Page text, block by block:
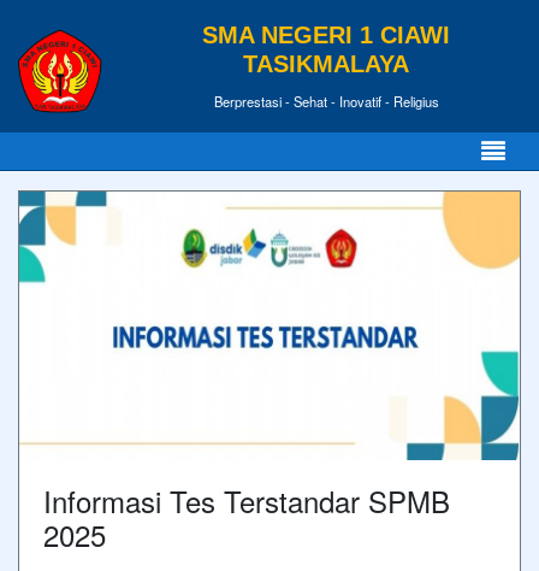
SMA NEGERI 1 CIAWI
TASIKMALAYA
Berprestasi - Sehat - Inovatif - Religius
Informasi Tes Terstandar SPMB
2025